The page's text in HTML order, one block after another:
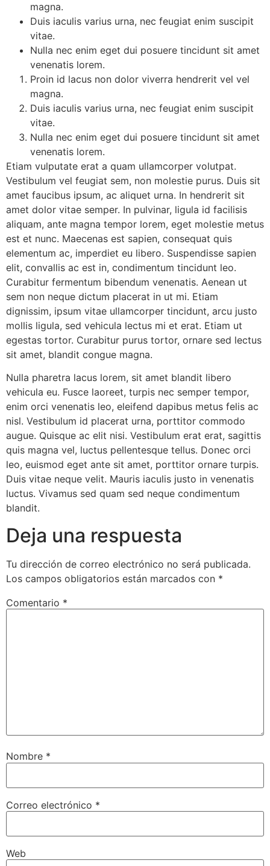
magna.
Duis iaculis varius urna, nec feugiat enim suscipit
vitae.
Nulla nec enim eget dui posuere tincidunt sit amet
venenatis lorem.
Proin id lacus non dolor viverra hendrerit vel vel
magna.
Duis iaculis varius urna, nec feugiat enim suscipit
vitae.
Nulla nec enim eget dui posuere tincidunt sit amet
venenatis lorem.
Etiam vulputate erat a quam ullamcorper volutpat.
Vestibulum vel feugiat sem, non molestie purus. Duis sit
amet faucibus ipsum, ac aliquet urna. In hendrerit sit
amet dolor vitae semper. In pulvinar, ligula id facilisis
aliquam, ante magna tempor lorem, eget molestie metus
est et nunc. Maecenas est sapien, consequat quis
elementum ac, imperdiet eu libero. Suspendisse sapien
elit, convallis ac est in, condimentum tincidunt leo.
Curabitur fermentum bibendum venenatis. Aenean ut
sem non neque dictum placerat in ut mi. Etiam
dignissim, ipsum vitae ullamcorper tincidunt, arcu justo
mollis ligula, sed vehicula lectus mi et erat. Etiam ut
egestas tortor. Curabitur purus tortor, ornare sed lectus
sit amet, blandit congue magna.
Nulla pharetra lacus lorem, sit amet blandit libero
vehicula eu. Fusce laoreet, turpis nec semper tempor,
enim orci venenatis leo, eleifend dapibus metus felis ac
nisl. Vestibulum id placerat urna, porttitor commodo
augue. Quisque ac elit nisi. Vestibulum erat erat, sagittis
quis magna vel, luctus pellentesque tellus. Donec orci
leo, euismod eget ante sit amet, porttitor ornare turpis.
Duis vitae neque velit. Mauris iaculis justo in venenatis
luctus. Vivamus sed quam sed neque condimentum
blandit.
Deja una respuesta
Tu dirección de correo electrónico no será publicada.
Los campos obligatorios están marcados con *
Comentario *
Nombre *
Correo electrónico *
Web